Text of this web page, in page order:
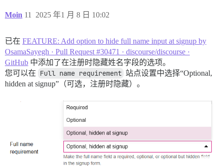
Moin 2025 年1 月 8 日 10:02
11
已在 FEATURE: Add option to hide full name input at signup by
OsamaSayegh · Pull Request #30471 · discourse/discourse ·
GitHub 中添加了在注册时隐藏姓名字段的选项。
您可以在 Full name requirement 站点设置中选择“Optional,
hidden at signup”（可选，注册时隐藏）。